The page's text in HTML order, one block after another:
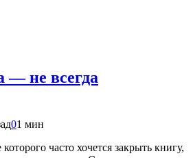
— не всегда
01 мин
часто хочется закрыть книгу,